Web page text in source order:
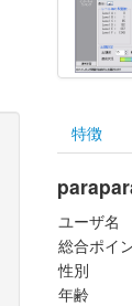
特徴
ユーザ名
総合ポイ
性別
年齢